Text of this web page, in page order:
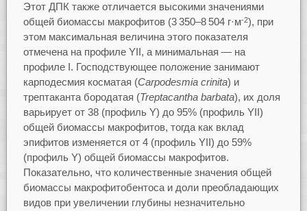
Этот ДПК также отличается высокими значениями
общей биомассы макрофитов (3 350–8 504 г·м-2), при
этом максимальная величина этого показателя
отмечена на профиле YII, а минимальная — на
профиле I. Господствующее положение занимают
карподесмия косматая (Carpodesmia crinita) и
трептаканта бородатая (Treptacanthabarbata), их доля
варьирует от 38 (профиль Y) до 95% (профиль YII)
общей биомассы макрофитов, тогда как вклад
эпифитов изменяется от 4 (профиль YII) до 59%
(профиль Y) общей биомассы макрофитов.
Показательно, что количественные значения общей
биомассы макрофитобентоса и доли преобладающих
видов при увеличении глубины незначительно